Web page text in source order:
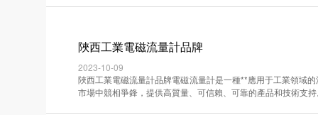
陜西工業電磁流量計品牌
2023-10-09
陜西工業電磁流量計品牌電磁流量計是一種**應用于工業領域
市場中競相爭鋒，提供高質量、可信賴、可靠的產品和技術支持